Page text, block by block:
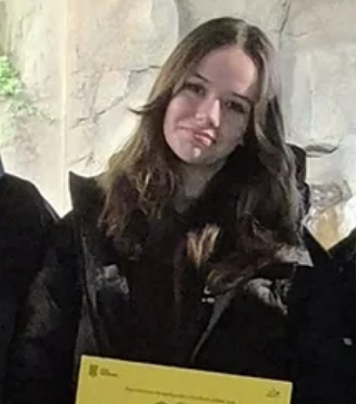
nocováním v knihovně. Všem se akce líbila a
děkují zaměstnancům knihovny, starším
spolužákům za přípravu. Žáci 5.B